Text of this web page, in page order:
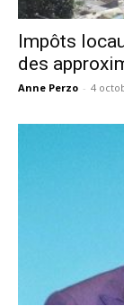
Impôts
des
Anne Perzo - 4